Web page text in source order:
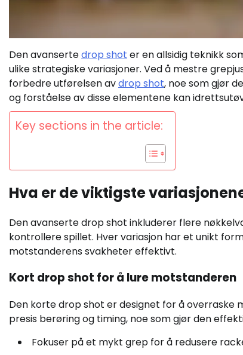
Den avansertedrop shot er en allsidig teknikk
ulike strategiske variasjoner. Ved å mestre
forbedre utførelsen avdrop shot, noe som gjør
og forståelse av disse elementene kan
Key sections in the article:
Hva er de viktigste
Den avanserte drop shot inkluderer flere
kontrollere spillet. Hver variasjon har et unikt
motstanderens svakheter effektivt.
Kort drop shot for å lure motstanderen
Den korte drop shot er designet for å
presis berøring og timing, noe som gjør den
Fokuser på et mykt grep for å redusere